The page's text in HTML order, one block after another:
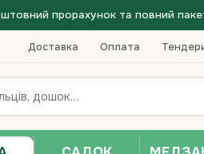
прорахунок та повний
Доставка · Оплата ·